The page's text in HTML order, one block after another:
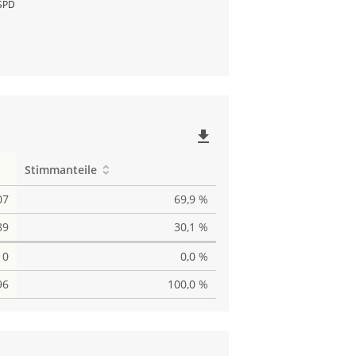
file_download
Stimmanteile
69,9 %
30,1 %
0
0,0 %
100,0 %